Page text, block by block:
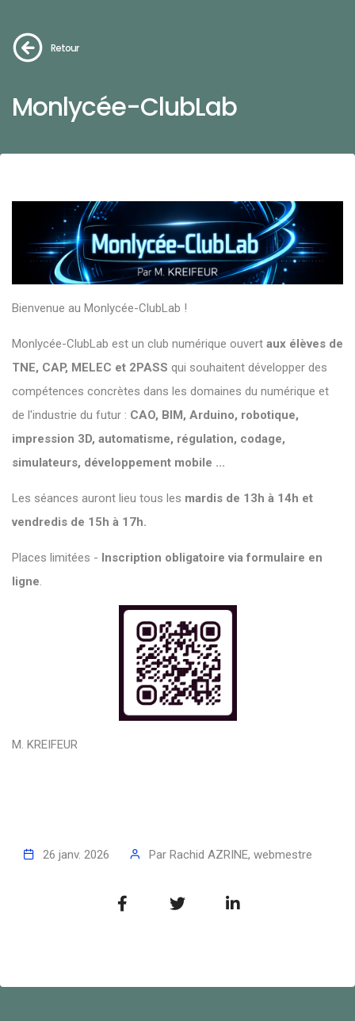
Retour
Monlycée-ClubLab
Bienvenue au Monlycée-ClubLab !
Monlycée-ClubLab est un club numérique ouvert aux élèves de
TNE, CAP, MELEC et 2PASS qui souhaitent développer des
compétences concrètes dans les domaines du numérique et
de l'industrie du futur : CAO, BIM, Arduino, robotique,
impression 3D, automatisme, régulation, codage,
simulateurs, développement mobile ...
Les séances auront lieu tous les mardis de 13h à 14h et
vendredis de 15h à 17h.
Places limitées - Inscription obligatoire via formulaire en
ligne.
M. KREIFEUR
26 janv. 2026 Par Rachid AZRINE, webmestre